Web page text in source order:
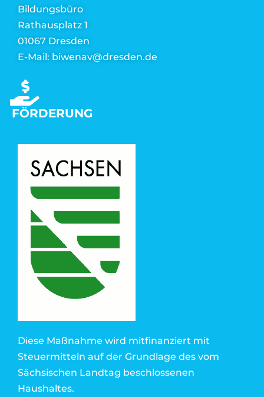
Bildungsbüro
Rathausplatz 1
01067 Dresden
E-Mail: biwenav@dresden.de
FÖRDERUNG
Diese Maßnahme wird mitfinanziert mit
Steuermitteln auf der Grundlage des vom
Sächsischen Landtag beschlossenen
Haushaltes.